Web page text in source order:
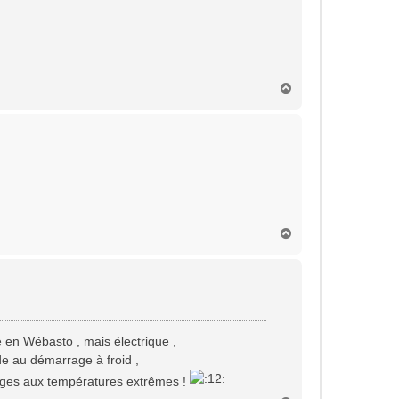
Wébasto , mais électrique ,
au démarrage à froid ,
aux températures extrêmes !